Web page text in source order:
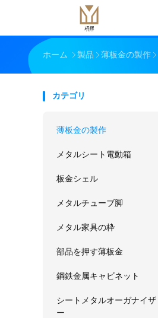
ホーム 製品 薄板金の製作
カテゴリ
薄板金の製作
メタルシート電動箱
板金シェル
メタルチューブ脚
メタル家具の枠
部品を押す薄板金
鋼鉄金属キャビネット
シートメタルオーガナイザ
ー